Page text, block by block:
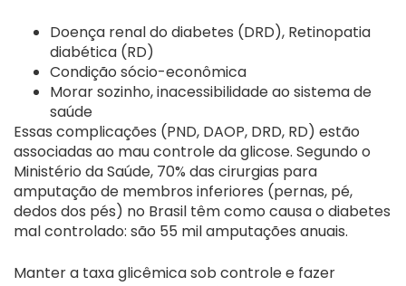
Doença renal do diabetes (DRD), Retinopatia
diabética (RD)
Condição sócio-econômica
Morar sozinho, inacessibilidade ao sistema de
saúde
Essas complicações (PND, DAOP, DRD, RD) estão
associadas ao mau controle da glicose. Segundo o
Ministério da Saúde, 70% das cirurgias para
amputação de membros inferiores (pernas, pé,
dedos dos pés) no Brasil têm como causa o diabetes
mal controlado: são 55 mil amputações anuais.
Manter a taxa glicêmica sob controle e fazer